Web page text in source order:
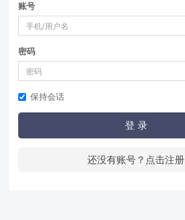
账号
密码
保持会话
登 录
还没有账号？点击注册